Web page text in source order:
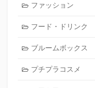
ファッション
フード・ドリンク
ブルームボックス
プチプラコスメ